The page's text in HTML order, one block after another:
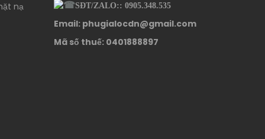
nạ SĐT/ZALO:: 0905.348.535
Email: phugialocdn@gmail.com
Mã số thuế: 0401888897